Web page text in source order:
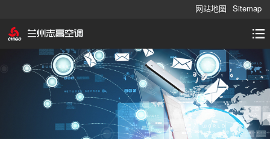
网站地图 Sitemap